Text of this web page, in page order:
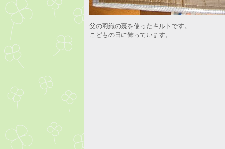
父の羽織の裏を使ったキルトです。
こどもの日に飾っています。